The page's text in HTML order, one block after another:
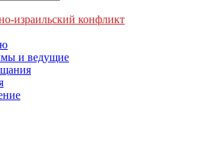
израильский конфликт
и ведущие